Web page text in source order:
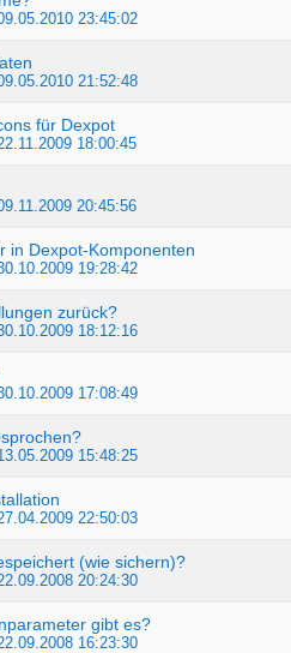
23:45:02
21:52:48
für Dexpot
18:00:45
20:45:56
in Dexpot-Komponenten
19:28:42
zurück?
18:12:16
17:08:49
15:48:25
22:50:03
(wie sichern)?
20:24:30
gibt es?
16:23:30